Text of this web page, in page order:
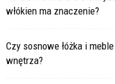
włókien ma znaczenie?
Czy sosnowe łóżka i
wnętrza?